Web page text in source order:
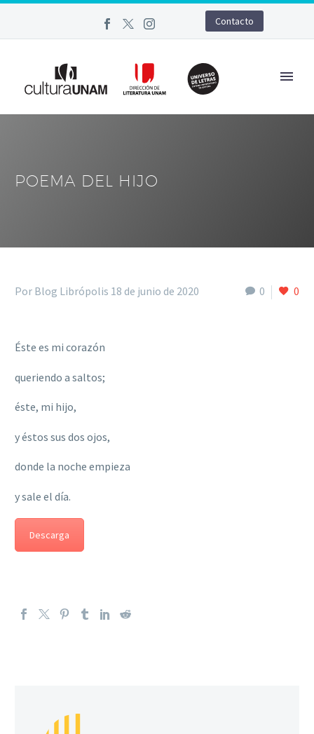
Contacto
POEMA DEL HIJO
0 0
Por Blog Librópolis 18 de junio de 2020
Éste es mi corazón
queriendo a saltos;
éste, mi hijo,
y éstos sus dos ojos,
donde la noche empieza
y sale el día.
Descarga